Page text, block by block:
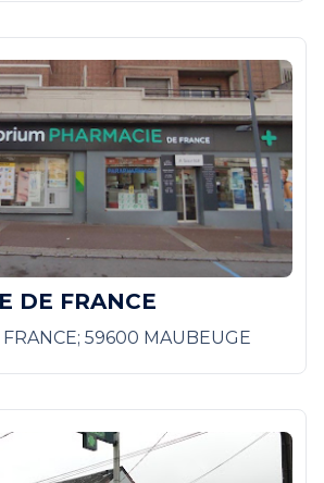
DE FRANCE
59600 MAUBEUGE